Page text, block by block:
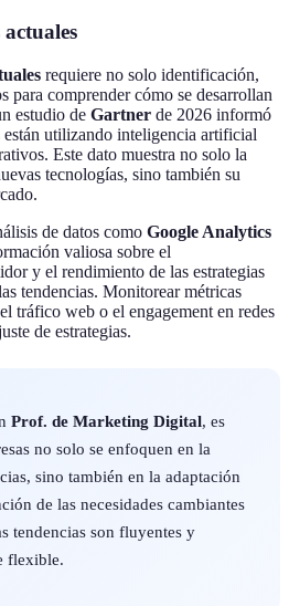
requiere no solo identificación,
para comprender cómo se desarrollan
estudio de Gartner de 2026 informó
están utilizando inteligencia artificial
Este dato muestra no solo la
tecnologías, sino también su
de datos como Google Analytics
valiosa sobre el
y el rendimiento de las estrategias
tendencias. Monitorear métricas
tráfico web o el engagement en redes
de estrategias.
Prof. de Marketing Digital, es
no solo se enfoquen en la
sino también en la adaptación
de las necesidades cambiantes
tendencias son fluyentes y
flexible.